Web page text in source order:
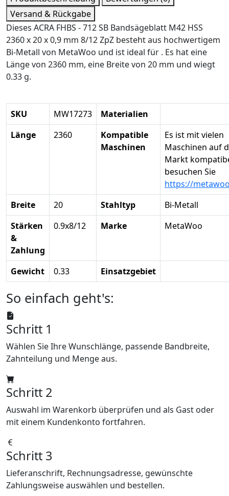
Versand & Rückgabe
Dieses ACRA FHBS - 712 SB Bandsägeblatt M42 HSS
2360 x 20 x 0,9 mm 8/12 ZpZ besteht aus hochwertigem
Bi-Metall von MetaWoo und ist ideal für . Es hat eine
Länge von 2360 mm, eine Breite von 20 mm und wiegt
0.33 g.
SKU MW17273
Materialien
Länge
2360
Kompatible
Maschinen
Es ist mit vielen
Maschinen auf
Markt
besuchen Sie
https://
Breite
20 Stahltyp
Bi-Metall
Stärken
&
Zahlung
0.9x8/12 Marke MetaWoo
Gewicht 0.33 Einsatzgebiet
So einfach geht's:
Schritt 1
Wählen Sie Ihre Wunschlänge, passende Bandbreite,
Zahnteilung und Menge aus.
Schritt 2
Auswahl im Warenkorb überprüfen und als Gast oder
mit einem Kundenkonto fortfahren.
Schritt 3
Lieferanschrift, Rechnungsadresse, gewünschte
Zahlungsweise auswählen und bestellen.